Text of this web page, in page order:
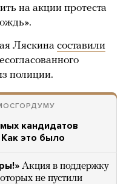
на акции протеста
Ляскина составили
полиции.
кандидатов
это было
Акция в поддержку
не пустили